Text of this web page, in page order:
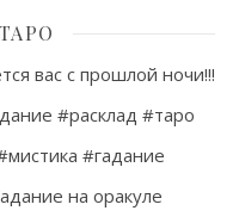
вас с прошлой ночи!!!
#расклад #таро
#гадание
на оракуле